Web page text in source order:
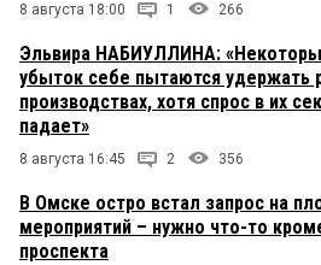
8 августа 18:00 1 266
Эльвира НАБИУЛЛИНА:
убыток себе пытаются удержать
производствах, хотя спрос в их
падает»
8 августа 16:45 2 356
В Омске остро встал запрос на
мероприятий – нужно что-то
проспекта